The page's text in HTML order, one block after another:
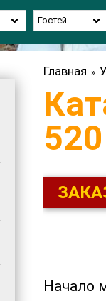
Гостей
Главная »
520
Начало